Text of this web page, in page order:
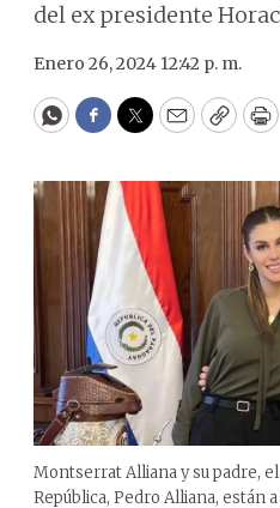
del ex presidente
Enero 26, 2024 12:42 p. m.
WhatsApp
Facebook
Twitter
EmailCopy
Montserrat Alliana y su padre,
República, Pedro Alliana, están